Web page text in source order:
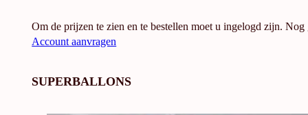
Om de prijzen te zien en te bestellen moet u ingelogd zijn. Nog
Account aanvragen
SUPERBALLONS